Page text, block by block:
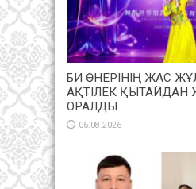
БИ ӨНЕРІНІҢ ЖАС
АҚТІЛЕК ҚЫТАЙДАН
ОРАЛДЫ
06.08.2026